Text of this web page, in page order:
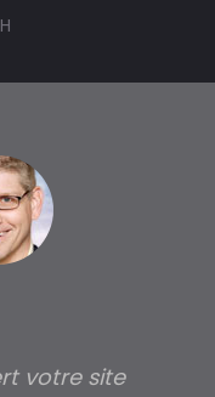
votre site